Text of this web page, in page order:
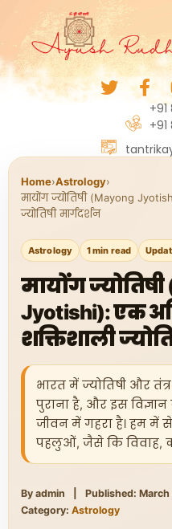
Home›Astrology›
मायोंग ज्योतिषी (Mayong
ज्योतिषी मार्गदर्शन
Astrology 1 min read
मायोंग ज्योतिषी
Jyotishi): एक
शक्तिशाली
भारत में ज्योतिषी और
पुराना है, और इस
जीवन में गहरा है। हम में
पहलुओं, जैसे कि विवाह,
By admin Published:
Category: Astrology